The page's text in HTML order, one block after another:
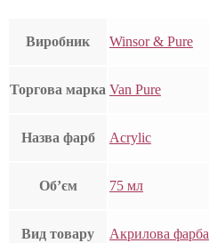
Виробник Winsor & Pure
Торгова марка Van Pure
Назва фарб Acrylic
Об’єм 75 мл
Вид товару Акрилова фарба